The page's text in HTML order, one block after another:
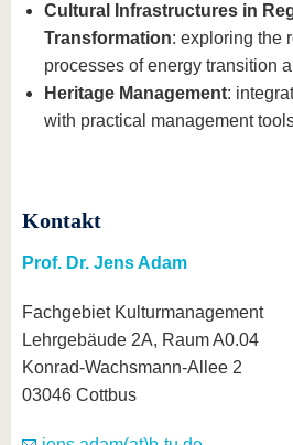
Cultural Infrastructures in
Transformation: exploring the
processes of energy transition
Heritage Management:
with practical management
Kontakt
Prof. Dr. Jens Adam
Fachgebiet Kulturmanagement
Lehrgebäude 2A, Raum A0.04
Konrad-Wachsmann-Allee 2
03046 Cottbus